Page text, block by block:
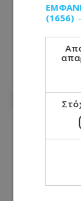
Προσοχή
08.08.2026 -
(1656)